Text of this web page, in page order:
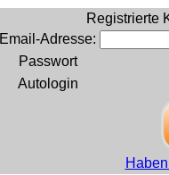
Registrierte
Email-Adresse:
Passwort
Autologin